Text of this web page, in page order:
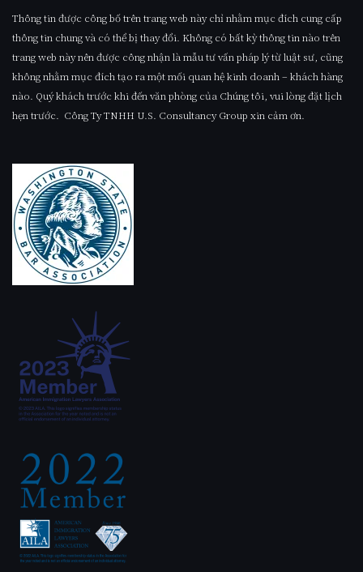
Thông tin được công bố trên trang web này chỉ nhằm mục đích cung cấp
thông tin chung và có thể bị thay đổi. Không có bất kỳ thông tin nào trên
trang web này nên được công nhận là mẫu tư vấn pháp lý từ luật sư, cũng
không nhằm mục đích tạo ra một mối quan hệ kinh doanh – khách hàng
nào. Quý khách trước khi đến văn phòng của Chúng tôi, vui lòng đặt lịch
hẹn trước. Công Ty TNHH U.S. Consultancy Group xin cảm ơn.